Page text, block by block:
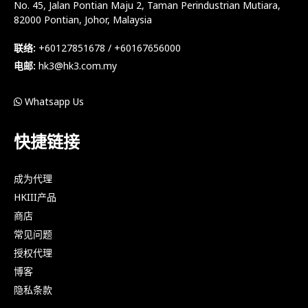
No. 45, Jalan Pontian Maju 2, Taman Perindustrian Mutiara,
82000 Pontian, Johor, Malaysia
联络: +60127851678 / +60167656000
电邮: hk3@hk3.com.my
Whatsapp Us
快捷链接
成为代理
HKIII产品
商店
常见问题
授权代理
博客
隐私条款